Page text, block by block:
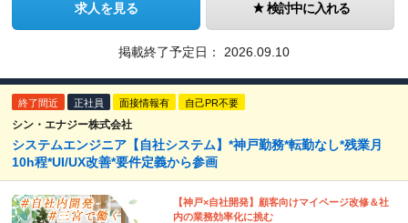
求人を見る 検討中に入れる
掲載終了予定日： 2026.09.10
終了間近 正社員 面接情報有 自己PR不要
シン・エナジー株式会社
システムエンジニア【自社システム】*神戸勤務*転勤なし*残業月
10h程*UI/UX改善*要件定義から参画
【神戸×自社開発】顧客向けマイページ改修＆社
内の業務効率化に挑む